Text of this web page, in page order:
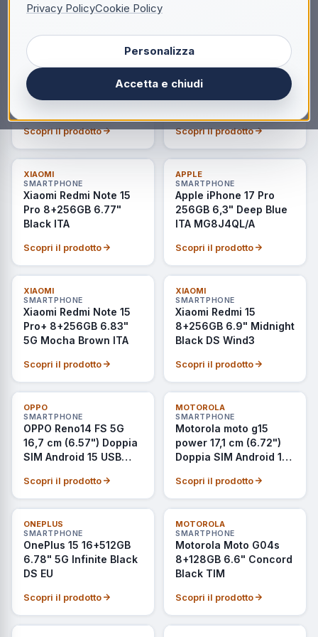
Privacy PolicyCookie Policy
Personalizza
Accetta e chiudi
Scopri il prodotto
NON DISPONIBILE
SAMSUNG
SMARTPHONE
Samsung SM-A175 A17
8+256GB 6.7" 4G
Scopri il prodotto
NON DISPONIBILE
MOTOROLA
SMARTPHONE
Motorola razr 60 ultra
17,7 cm (6.96") Doppia
tipo-C 16 GB 512 GB
4700 mAh Rosa
Scopri il prodotto
NON DISPONIBILE
XIAOMI
SMARTPHONE
Xiaomi Redmi Note 15
Pro 8+256GB 6.77"
Black ITA
Scopri il prodotto
NON DISPONIBILE
APPLE
SMARTPHONE
Apple iPhone 17 Pro
256GB 6,3" Deep Blue
ITA MG8J4QL/A
Scopri il prodotto
NON DISPONIBILE
XIAOMI
SMARTPHONE
Xiaomi Redmi Note 15
Pro+ 8+256GB 6.83"
5G Mocha Brown ITA
Scopri il prodotto
NON DISPONIBILE
XIAOMI
SMARTPHONE
Xiaomi Redmi 15
8+256GB 6.9" Midnight
Black DS Wind3
Scopri il prodotto
NON DISPONIBILE
OPPO
SMARTPHONE
OPPO Reno14 FS 5G
16,7 cm (6.57") Doppia
SIM Android 15 USB
6000 mAh Verde
Scopri il prodotto
NON DISPONIBILE
MOTOROLA
SMARTPHONE
Motorola moto g15
power 17,1 cm (6.72")
Doppia SIM Android 15
512 GB 6000 mAh
Grigio
Scopri il prodotto
NON DISPONIBILE
ONEPLUS
SMARTPHONE
OnePlus 15 16+512GB
6.78" 5G Infinite Black
DS EU
Scopri il prodotto
NON DISPONIBILE
MOTOROLA
SMARTPHONE
Motorola Moto G04s
8+128GB 6.6" Concord
Black TIM
Scopri il prodotto